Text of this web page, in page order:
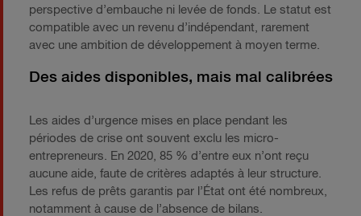
perspective d’embauche ni levée de fonds. Le statut est
compatible avec un revenu d’indépendant, rarement
avec une ambition de développement à moyen terme.
Des aides disponibles, mais mal calibrées
Les aides d’urgence mises en place pendant les
périodes de crise ont souvent exclu les micro-
entrepreneurs. En 2020, 85 % d’entre eux n’ont reçu
aucune aide, faute de critères adaptés à leur structure.
Les refus de prêts garantis par l’État ont été nombreux,
notamment à cause de l’absence de bilans.